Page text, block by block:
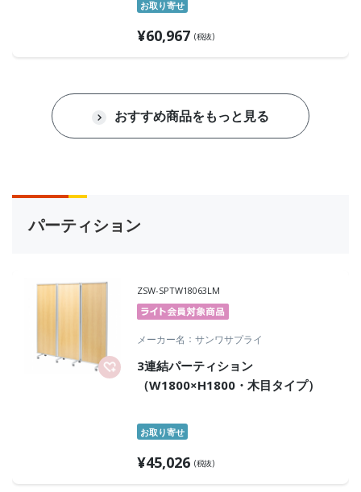
お取り寄せ
¥60,967 (税抜)
おすすめ商品をもっと見る
パーティション
ZSW-SPTW18063LM
メーカー名 サンワサプライ
3連結パーティション
（W1800×H1800・木目タイプ）
お取り寄せ
¥45,026 (税抜)